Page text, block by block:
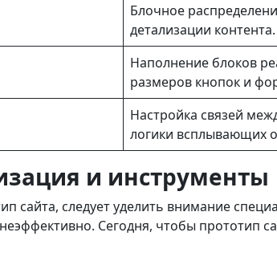
Блочное
детализации контента.
Наполнение блоков
размеров кнопок и
Настройка связей
логики всплывающих
и инструменты
сайта, следует уделить внимание
Сегодня, чтобы прототип